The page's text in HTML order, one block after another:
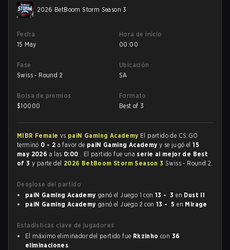
2026 BetBoom Storm Season 3
Fecha
15 May
Hora de inicio
00:00
Fase
Swiss - Round 2
Ubicación
SA
Bolsa de premios
$10000
Formato
Best of 3
MIBR Female vs paiN Gaming Academy El partido de CS:GO
terminó 0 - 2 a favor de paiN Gaming Academyy se jugó el15
may 2026 a las 0:00 . El partido fue una serie al mejor de Best
of 3 y parte del 2026 BetBoom Storm Season 3 Swiss - Round 2.
Desglose del partido
paiN Gaming Academy ganó el Juego 1 con13 - 3 en Dust II
paiN Gaming Academy ganó el Juego 2 con13 - 5 en Mirage
Estadísticas clave de jugadores
El máximo eliminador del partido fue Rkzinho con 36
eliminaciones.